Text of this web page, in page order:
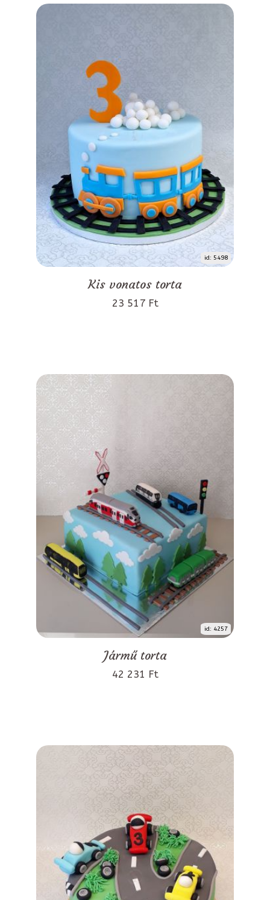
id: 5498
Kis vonatos torta
23 517 Ft
id: 4257
Jármű torta
42 231 Ft